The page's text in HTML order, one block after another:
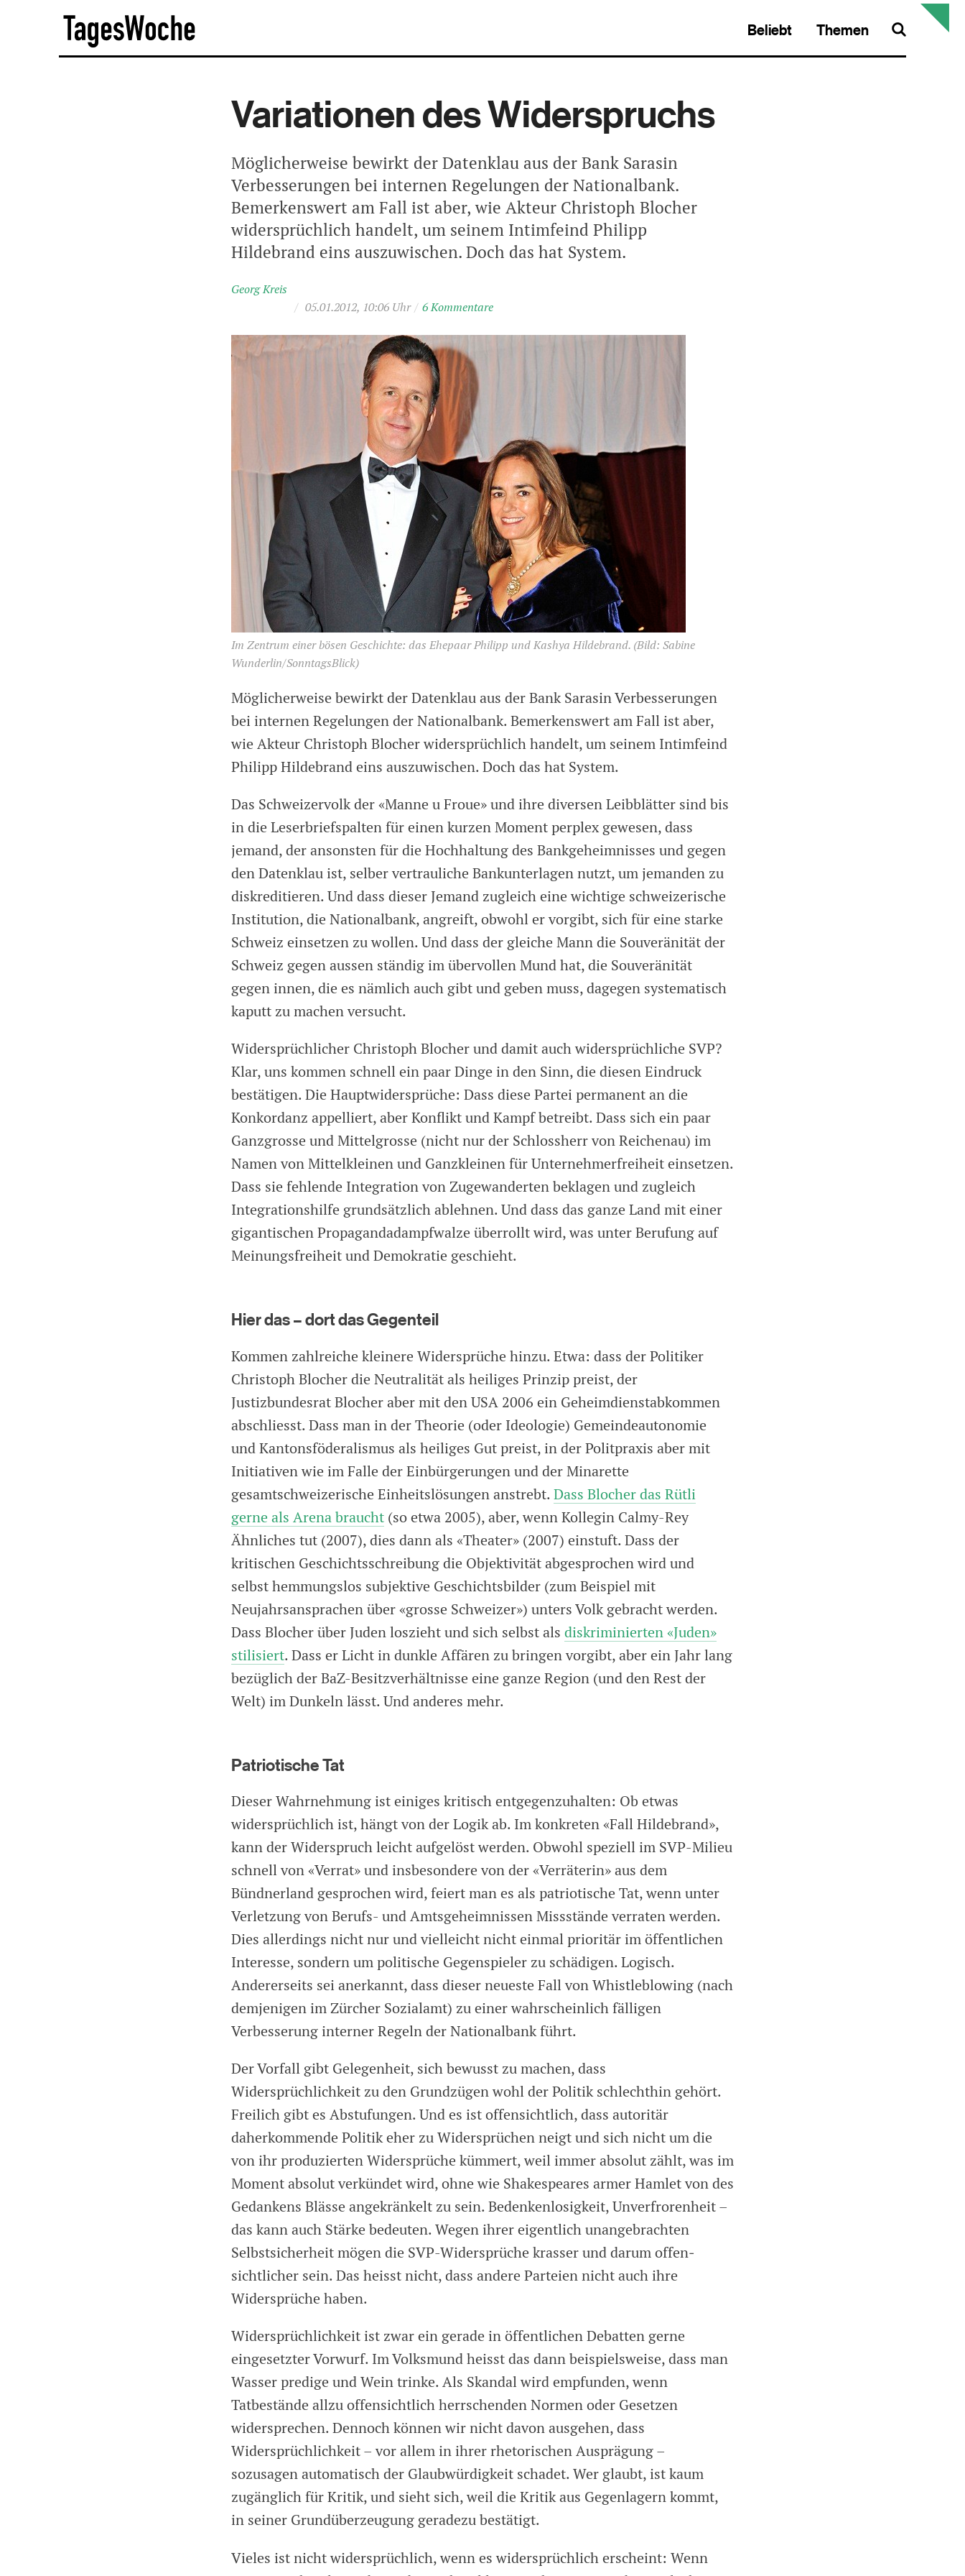
Beliebt Themen
Variationen des Widerspruchs
Möglicherweise bewirkt der Datenklau aus der Bank Sarasin
Verbesserungen bei internen Regelungen der Nationalbank.
Bemerkenswert am Fall ist aber, wie Akteur Christoph Blocher
widersprüchlich handelt, um seinem Intimfeind Philipp
Hildebrand eins auszuwischen. Doch das hat System.
Georg Kreis
/ 05.01.2012, 10:06 Uhr / 6 Kommentare
Im Zentrum einer bösen Geschichte: das Ehepaar Philipp und Kashya Hildebrand. (Bild: Sabine
Wunderlin/SonntagsBlick)
Möglicherweise bewirkt der Datenklau aus der Bank Sarasin Verbesserungen
bei internen Regelungen der Nationalbank. Bemerkenswert am Fall ist aber,
wie Akteur Christoph Blocher widersprüchlich handelt, um seinem Intimfeind
Philipp Hildebrand eins auszuwischen. Doch das hat System.
Das Schweizervolk der «Manne u Froue» und ihre diversen Leibblätter sind bis
in die Leserbriefspalten für einen kurzen Moment perplex gewesen, dass
jemand, der ansonsten für die Hochhaltung des Bankgeheimnisses und gegen
den Datenklau ist, selber vertrauliche Bankunterlagen nutzt, um jemanden zu
diskreditieren. Und dass dieser Jemand zugleich eine wichtige schweizerische
Institution, die Nationalbank, angreift, obwohl er vorgibt, sich für eine starke
Schweiz einsetzen zu wollen. Und dass der gleiche Mann die Souveränität der
Schweiz gegen aus­sen ständig im übervollen Mund hat, die Souveränität
gegen innen, die es nämlich auch gibt und geben muss, dagegen systematisch
kaputt zu machen versucht.
Widersprüchlicher Christoph Blocher und damit auch widersprüchliche SVP?
Klar, uns kommen schnell ein paar Dinge in den Sinn, die diesen Eindruck
bestätigen. Die Hauptwidersprüche: Dass diese Partei permanent an die
Konkordanz appelliert, aber Konflikt und Kampf betreibt. Dass sich ein paar
Ganzgrosse und Mittelgrosse (nicht nur der Schlossherr von Reichenau) im
Namen von Mittelkleinen und Ganzkleinen für Unternehmerfreiheit einsetzen.
Dass sie fehlende Integration von Zugewanderten beklagen und zugleich
Integrationshilfe grundsätzlich ablehnen. Und dass das ganze Land mit einer
gigantischen Propagandadampfwalze überrollt wird, was unter Berufung auf
Meinungsfreiheit und Demokratie geschieht.
Hier das – dort das Gegenteil
Kommen zahlreiche kleinere Widersprüche hinzu. Etwa: dass der Politiker
Christoph Blocher die Neutralität als heiliges Prinzip preist, der
Justizbundesrat Blocher aber mit den USA 2006 ein Geheimdienstabkommen
abschliesst. Dass man in der Theorie (oder Ideologie) Gemeindeautonomie
und Kantonsföderalismus als heiliges Gut preist, in der Politpraxis aber mit
Initiativen wie im Falle der Einbürgerungen und der Minarette
gesamtschweizerische Einheitslösungen anstrebt. Dass Blocher das Rütli
gerne als Arena braucht (so etwa 2005), aber, wenn Kollegin Calmy-Rey
Ähnliches tut (2007), dies dann als «Theater» (2007) einstuft. Dass der
kritischen Geschichtsschreibung die Objektivität abgesprochen wird und
selbst hemmungslos subjektive Geschichtsbilder (zum Beispiel mit
Neujahrsansprachen über «grosse Schweizer») unters Volk gebracht werden.
Dass Blocher über Juden loszieht und sich selbst als diskriminierten «Juden»
stilisiert. Dass er Licht in dunkle Affären zu bringen vorgibt, aber ein Jahr lang
bezüglich der BaZ-Besitzverhältnisse eine ganze Region (und den Rest der
Welt) im Dunkeln lässt. Und anderes mehr.
Patriotische Tat
Dieser Wahrnehmung ist einiges kritisch entgegenzuhalten: Ob etwas
widersprüchlich ist, hängt von der Logik ab. Im konkreten «Fall Hildebrand»,
kann der Widerspruch leicht aufgelöst werden. Obwohl speziell im SVP-Milieu
schnell von «Verrat» und insbesondere von der «Verräterin» aus dem
Bündnerland gesprochen wird, feiert man es als patriotische Tat, wenn unter
Verletzung von Berufs- und Amtsgeheimnissen Missstände verraten werden.
Dies allerdings nicht nur und vielleicht nicht einmal prioritär im öffentlichen
Interesse, sondern um politische Gegenspieler zu schädigen. Logisch.
Andererseits sei anerkannt, dass dieser neueste Fall von Whistleblowing (nach
demjenigen im Zürcher Sozialamt) zu einer wahrscheinlich fälligen
Verbesserung interner Regeln der Nationalbank führt.
Der Vorfall gibt Gelegenheit, sich bewusst zu machen, dass
Widersprüchlichkeit zu den Grundzügen wohl der Politik schlechthin gehört.
Freilich gibt es Abstufungen. Und es ist offensichtlich, dass autoritär
daherkommende Politik eher zu Widersprüchen neigt und sich nicht um die
von ihr produzierten Widersprüche kümmert, weil immer absolut zählt, was im
Moment absolut verkündet wird, ohne wie Shakespeares armer Hamlet von des
Gedankens Blässe angekränkelt zu sein. Bedenkenlosigkeit, Unverfrorenheit –
das kann auch Stärke bedeuten. Wegen ihrer eigentlich unangebrachten
Selbstsicherheit mögen die SVP-Widersprüche krasser und darum offen­
sichtlicher sein. Das heisst nicht, dass andere Parteien nicht auch ihre
Widersprüche haben.
Widersprüchlichkeit ist zwar ein gerade in öffentlichen Debatten gerne
eingesetzter Vorwurf. Im Volksmund heisst das dann beispielsweise, dass man
Wasser predige und Wein trinke. Als Skandal wird empfunden, wenn
Tatbestände allzu offensichtlich herrschenden Normen oder Gesetzen
widersprechen. Dennoch können wir nicht davon ausgehen, dass
Widersprüchlichkeit – vor allem in ihrer rhetorischen Ausprägung –
sozusagen automatisch der Glaubwürdigkeit schadet. Wer glaubt, ist kaum
zugänglich für Kritik, und sieht sich, weil die Kritik aus Gegenlagern kommt,
in seiner Grundüberzeugung geradezu bestätigt.
Vieles ist nicht widersprüchlich, wenn es widersprüchlich erscheint: Wenn